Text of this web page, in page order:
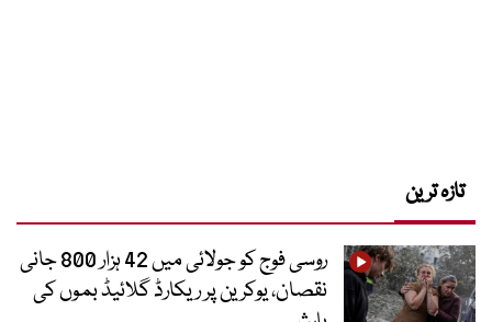
تازہ ترین
روسی فوج کو جولائی میں 42 ہزار 800 جانی
نقصان، یوکرین پر ریکارڈ گلائیڈ بموں کی